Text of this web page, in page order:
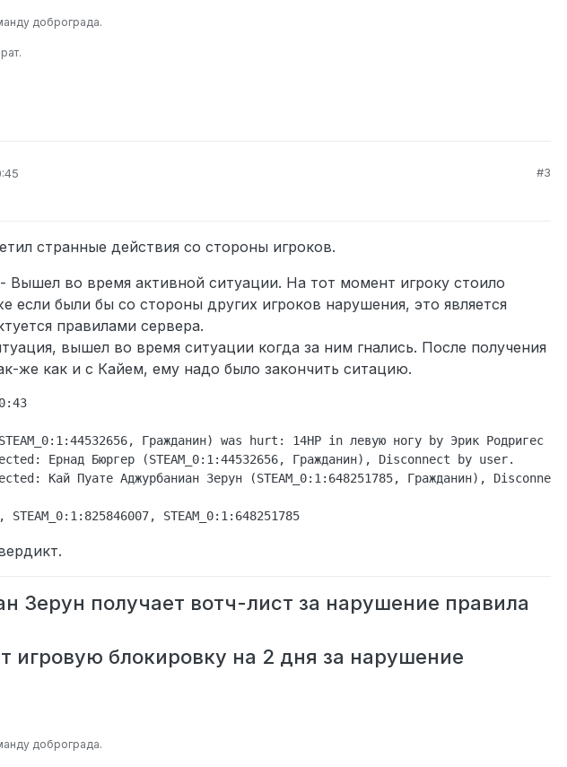
доброграда.
#3
странные действия со стороны игроков.
Вышел во время активной ситуации. На тот момент игроку стоило
если были бы со стороны других игроков нарушения, это является
правилами сервера.
вышел во время ситуации когда за ним гнались. После получения
же как и с Кайем, ему надо было закончить ситацию.
Гражданин) was hurt: 14HP in левую ногу by Эрик Родригес
Ернад Бюргер (STEAM_0:1:44532656, Гражданин), Disconnect by user.
Кай Пуате Аджурбаниан Зерун (STEAM_0:1:648251785, Гражданин),
Зерун получает вотч-лист за нарушение правила
игровую блокировку на 2 дня за нарушение
доброграда.